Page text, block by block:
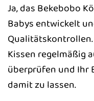
Ja, das Bekebobo
Babys entwickelt
Kissen regelmäßig
überprüfen und Ihr
damit zu lassen.